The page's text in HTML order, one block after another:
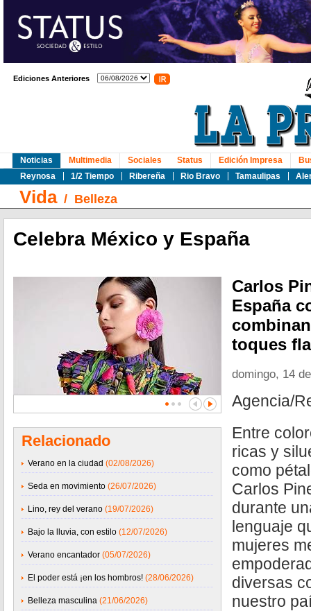
Ediciones Anteriores
Noticias
Reynosa
1/2 Tiempo Ribereña Rio Bravo Tamaulipas
Multimedia Sociales Status Edición Impresa
Vida/ Belleza
Celebra México y España
Relacionado
Verano en la ciudad (02/08/2026)
Seda en movimiento (26/07/2026)
Lino, rey del verano (19/07/2026)
Bajo la lluvia, con estilo (12/07/2026)
Verano encantador (05/07/2026)
El poder está ¡en los hombros! (28/06/2026)
Belleza masculina (21/06/2026)
Carlos
España
toques
domingo, 14
Agencia/
Entre
ricas y
como
Carlos
durante
lenguaje
mujeres
diversas
nuestro